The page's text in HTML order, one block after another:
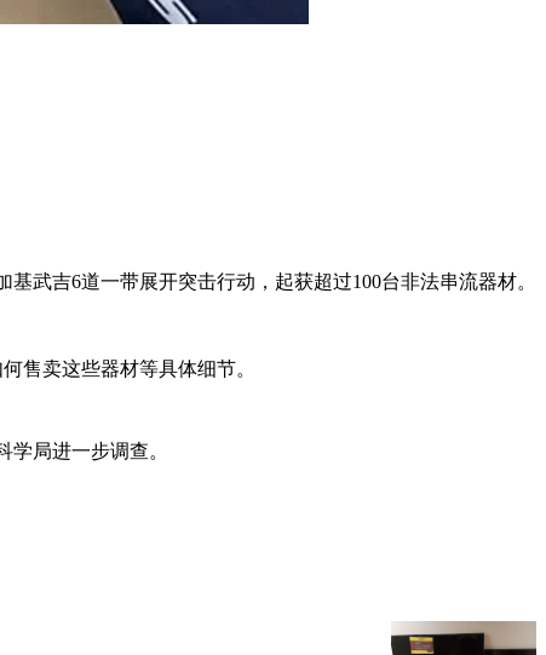
武吉6道一带展开突击行动，起获超过100台非法串流器材。
售卖这些器材等具体细节。
局进一步调查。